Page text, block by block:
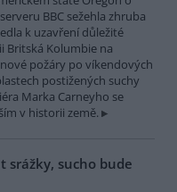
BBC sežehla zhruba
k uzavření důležité
Britská Kolumbie na
požáry po víkendových
postižených suchy
Marka Carneyho se
v historii země.
srážky, sucho bude